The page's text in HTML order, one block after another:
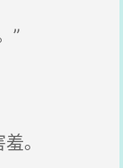
”
。